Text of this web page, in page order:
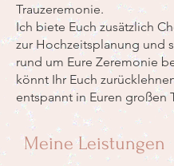
Trauzeremonie.
Ich biete Euch zusätzlich
zur Hochzeitsplanung und
rund um Eure Zeremonie
könnt Ihr Euch
entspannt in Euren großen
Meine Leistungen